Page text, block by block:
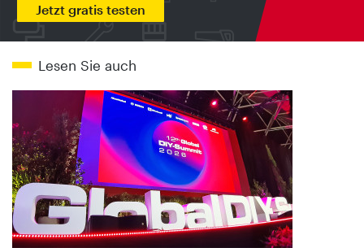
Jetzt gratis testen
Lesen Sie auch